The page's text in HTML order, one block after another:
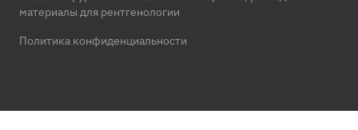
материалы для рентгенологии
Политика конфиденциальности